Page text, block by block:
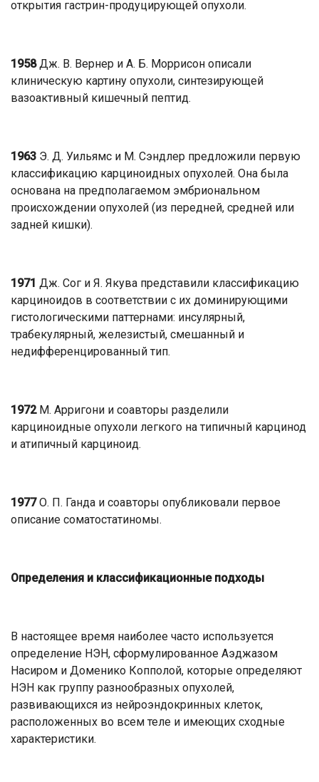
открытия гастрин-продуцирующей опухоли.
1958Дж. В. Вернер и А. Б. Моррисон описали
клиническую картину опухоли, синтезирующей
вазоактивный кишечный пептид.
1963 Э. Д. Уильямс и М. Сэндлер предложили первую
классификацию карциноидных опухолей. Она была
основана на предполагаемом эмбриональном
происхождении опухолей (из передней, средней или
задней кишки).
1971 Дж. Сог и Я. Якува представили классификацию
карциноидов в соответствии с их доминирующими
гистологическими паттернами: инсулярный,
трабекулярный, железистый, смешанный и
недифференцированный тип.
1972М. Арригони и соавторы разделили
карциноидные опухоли легкого на типичный карцинод
и атипичный карциноид.
1977О. П. Ганда и соавторы опубликовали первое
описание соматостатиномы.
Определения и классификационные подходы
В настоящее время наиболее часто используется
определение НЭН, сформулированное Аэджазом
Насиром и Доменико Копполой, которые определяют
НЭН как группу разнообразных опухолей,
развивающихся из нейроэндокринных клеток,
расположенных во всем теле и имеющих сходные
характеристики.